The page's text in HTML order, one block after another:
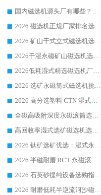
国内磁选机源头厂有哪些？2026 综合实力排名与采购避坑技巧
2026 磁选机正规厂家排名选购指南|行业口碑信赖品牌推荐性价比高靠谱磁电企业
2026 矿山干式立式磁选机选型攻略 梳理深耕磁电装备多年靠谱生产厂商
2026干湿永磁矿山磁选机选型攻略 优质生产厂家排名 选矿领域高口碑品牌推荐指南
2026低耗湿式精​选磁选机厂家怎么选?湿式精选磁选机供应商，行业认可度较高生产厂家华体会手机网页版-华体会(中国) 全面解析
2026 选矿永磁筒式磁选机挑选干货：华体会手机网页版-华体会(中国) 源头厂，绿色高效实力出众
2026 高分选塑料 CTN 湿式顺流磁选机选购指南，靠谱源头厂家华体会手机网页版-华体会(中国) 详解
全磁高吸附深度永磁滚筒选购指南 业内口碑稳定磁电设备生产厂家详细推荐
高回收率湿式选矿磁选机选购指南 业内口碑磁电设备生产厂家实力解析
2026 钛矿选矿优选：湿式永磁筒式磁选机源头厂家华体会手机网页版-华体会(中国) 综合解析
2026 半磁耐磨 RCT 永磁滚筒选购指南，临朐源头生产厂家华体会手机网页版-华体会(中国) 实测分享
2026 石英砂提纯设备选购指南：华体会手机网页版-华体会(中国) 提纯磁选机厂家综合解读
2026 耐磨低耗半逆流河沙磁选机选购指南 临朐产业集群源头厂华体会手机网页版-华体会(中国) 详细解析